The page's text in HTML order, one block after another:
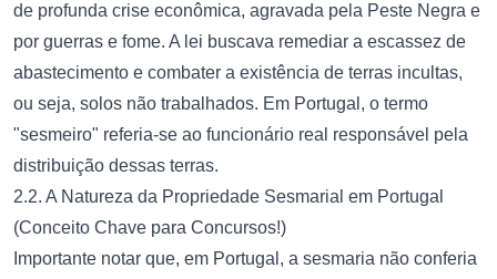
de profunda crise econômica, agravada pela Peste Negra e
por guerras e fome. A lei buscava remediar a escassez de
abastecimento e combater a existência de terras incultas,
ou seja, solos não trabalhados. Em Portugal, o termo
"sesmeiro" referia-se ao funcionário real responsável pela
distribuição dessas terras.
2.2. A Natureza da Propriedade Sesmarial em Portugal
(Conceito Chave para Concursos!)
Importante notar que, em Portugal, a sesmaria não conferia